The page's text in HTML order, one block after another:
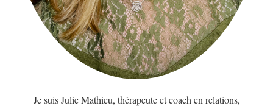
Je suis Julie Mathieu, thérapeute et coach en relations,